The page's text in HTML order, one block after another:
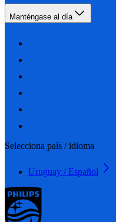
Manténgase al día
Selecciona país / idioma
Uruguay / Español